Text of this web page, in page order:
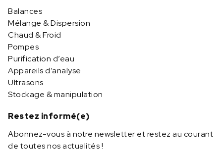
Balances
Mélange & Dispersion
Chaud & Froid
Pompes
Purification d’eau
Appareils d’analyse
Ultrasons
Stockage & manipulation
Restez informé(e)
Abonnez-vous à notre newsletter et restez au courant
de toutes nos actualités !